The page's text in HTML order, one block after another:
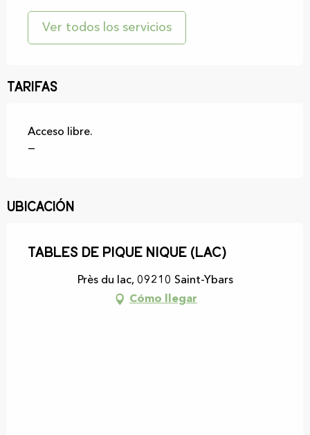
Ver todos los servicios
Tarifas
Acceso libre.
—
Ubicación
Tables de pique nique (lac)
Près du lac, 09210 Saint-Ybars
Cómo llegar